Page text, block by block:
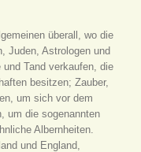
überall, wo die
Juden, Astrologen und
Tand verkaufen, die
besitzen; Zauber,
um sich vor dem
um die sogenannten
Albernheiten.
und England,